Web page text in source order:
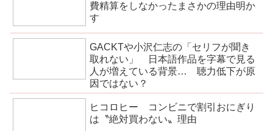
費精算をしなかったまさかの理由明か
す
GACKTや小沢仁志の「セリフが聞き
取れない」 日本語作品を字幕で見る
人が増えている背景… 聴力低下が原
因ではない？
ヒコロヒー コンビニで割引おにぎり
は〝絶対買わない〟理由